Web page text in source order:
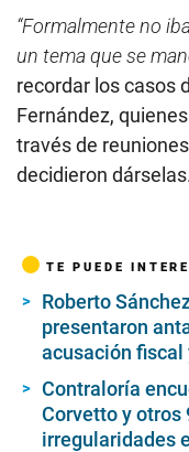
“Formalmente no
un tema que se
recordar los casos
Fernández,
través de
decidieron
TE PUEDE
Roberto
presentaron
acusación fiscal
Contraloría
Corvetto y otros
irregularidades